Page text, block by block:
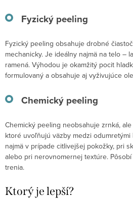
Fyzický peeling
Fyzický peeling obsahuje drobné
mechanicky. Je ideálny najmä na telo –
ramená. Výhodou je okamžitý pocit
formulovaný a obsahuje aj vyživujúce
Chemický peeling
Chemický peeling neobsahuje zrnká,
ktoré uvoľňujú väzby medzi
najmä v prípade citlivejšej pokožky, pri
alebo pri nerovnomernej textúre.
trenia.
Ktorý je lepší?